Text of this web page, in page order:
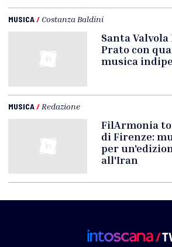
MUSICA/ Costanza Baldini
Santa
Prato con
musica
MUSICA/ Redazione
FilArmonia
di Firenze:
per
all'Iran